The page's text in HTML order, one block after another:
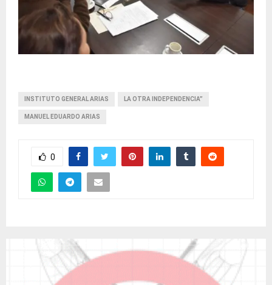
INSTITUTO GENERAL ARIAS LA OTRA INDEPENDENCIA”
MANUEL EDUARDO ARIAS
0